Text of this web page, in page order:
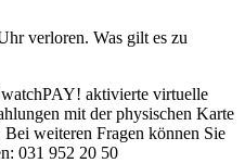
verloren. Was gilt es zu
aktivierte virtuelle
mit der physischen Karte
weiteren Fragen können Sie
031 952 20 50